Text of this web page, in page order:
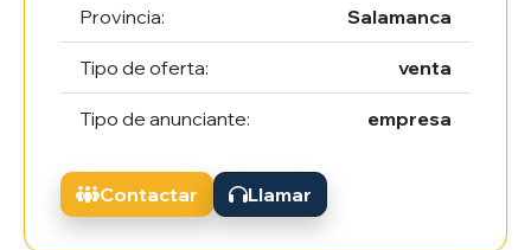
Provincia: Salamanca
Tipo de oferta: venta
Tipo de anunciante: empresa
Contactar Llamar